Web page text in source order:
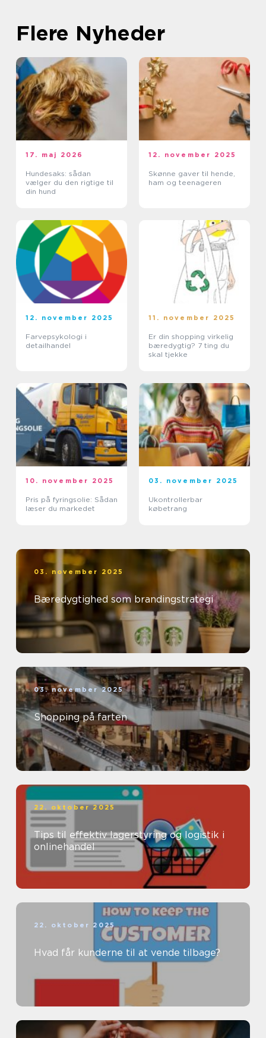
Flere Nyheder
17. maj 2026
Hundesaks: sådan
vælger du den rigtige til
din hund
12. november 2025
Skønne gaver til hende,
ham og teenageren
12. november 2025
Farvepsykologi i
detailhandel
11. november 2025
Er din shopping virkelig
bæredygtig? 7 ting du
skal tjekke
10. november 2025
Pris på fyringsolie: Sådan
læser du markedet
03. november 2025
Ukontrollerbar
købetrang
03. november 2025
Bæredygtighed som brandingstrategi
03. november 2025
Shopping på farten
22. oktober 2025
Tips til effektiv lagerstyring og logistik i
onlinehandel
22. oktober 2025
Hvad får kunderne til at vende tilbage?